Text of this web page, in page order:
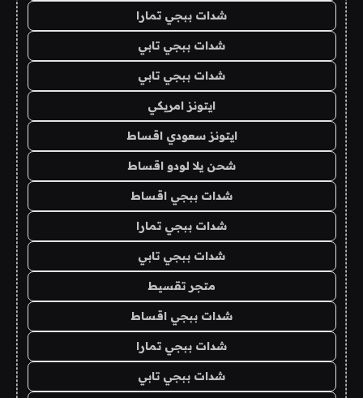
شدات ببجي تمارا
شدات ببجي تابي
شدات ببجي تابي
ايتونز امريكي
ايتونز سعودي اقساط
شحن يلا لودو اقساط
شدات ببجي اقساط
شدات ببجي تمارا
شدات ببجي تابي
متجر تقسيط
شدات ببجي اقساط
شدات ببجي تمارا
شدات ببجي تابي